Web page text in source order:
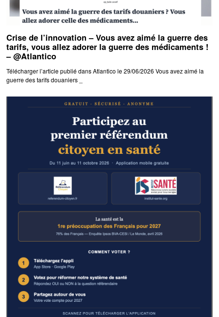
Crise de l’innovation – Vous avez aimé la guerre des
tarifs, vous allez adorer la guerre des médicaments !
– @Atlantico
Télécharger l’article publié dans Atlantico le 29/06/2026 Vous avez aimé la
guerre des tarifs douaniers _